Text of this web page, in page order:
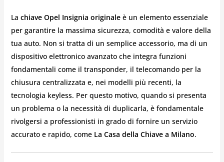
La chiave Opel Insignia originaleè un elemento essenziale
per garantire la massima sicurezza, comodità e valore della
tua auto. Non si tratta di un semplice accessorio, ma di un
dispositivo elettronico avanzato che integra funzioni
fondamentali come il transponder, il telecomando per la
chiusura centralizzata e, nei modelli più recenti, la
tecnologia keyless. Per questo motivo, quando si presenta
un problema o la necessità di duplicarla, è fondamentale
rivolgersi a professionisti in grado di fornire un servizio
accurato e rapido, come La Casa della Chiave a Milano.